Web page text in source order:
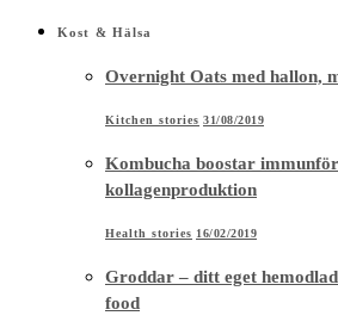
Kost & Hälsa
Overnight Oats med hallon,
Kitchen stories 31/08/2019
Kombucha boostar
kollagenproduktion
Health stories 16/02/2019
Groddar – ditt eget
food